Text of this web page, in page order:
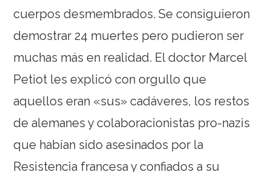
cuerpos desmembrados. Se consiguieron
demostrar 24 muertes pero pudieron ser
muchas más en realidad. El doctor Marcel
Petiot les explicó con orgullo que
aquellos eran «sus» cadáveres, los restos
de alemanes y colaboracionistas pro-nazis
que habían sido asesinados por la
Resistencia francesa y confiados a su